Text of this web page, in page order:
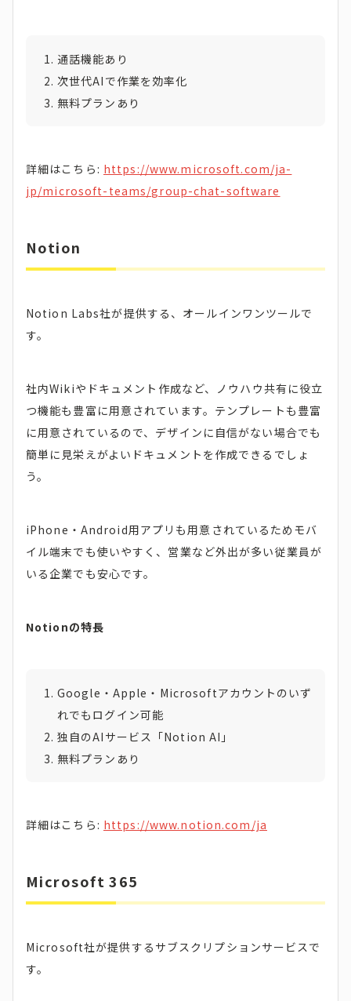
通話機能あり
次世代AIで作業を効率化
無料プランあり
詳細はこちら: https://www.microsoft.com/ja-
jp/microsoft-teams/group-chat-software
Notion
Notion Labs社が提供する、オールインワンツールで
す。
社内Wikiやドキュメント作成など、ノウハウ共有に役立
つ機能も豊富に用意されています。テンプレートも豊富
に用意されているので、デザインに自信がない場合でも
簡単に見栄えがよいドキュメントを作成できるでしょ
う。
iPhone・Android用アプリも用意されているためモバ
イル端末でも使いやすく、営業など外出が多い従業員が
いる企業でも安心です。
Notionの特長
Google・Apple・Microsoftアカウントのいず
れでもログイン可能
独自のAIサービス「Notion AI」
無料プランあり
詳細はこちら: https://www.notion.com/ja
Microsoft 365
Microsoft社が提供するサブスクリプションサービスで
す。